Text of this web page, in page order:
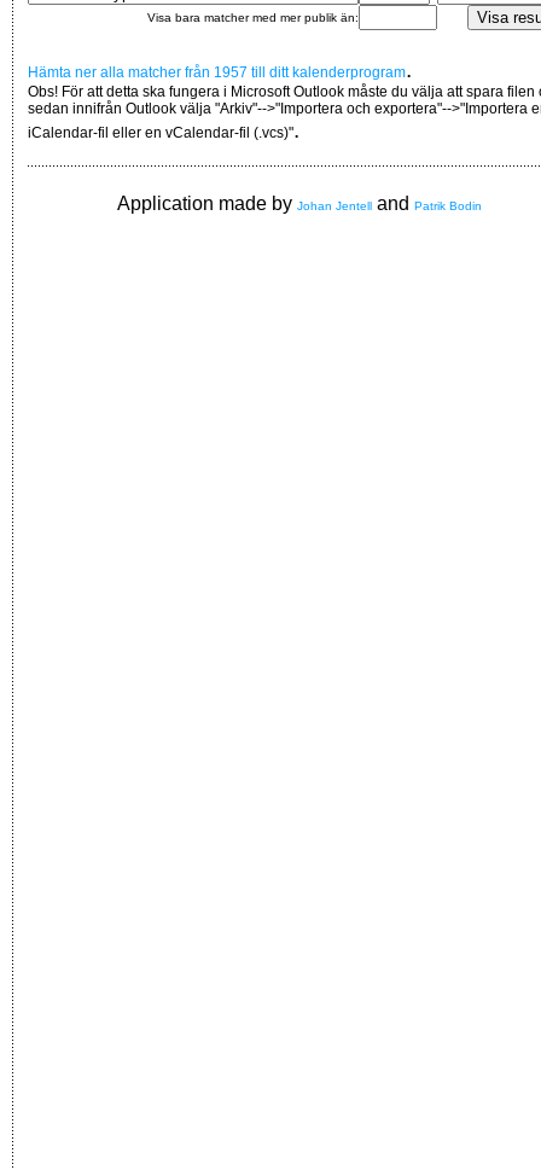
Visa bara matcher med mer publik än:
Hämta ner alla matcher från 1957 till ditt kalenderprogram.
Obs! För att detta ska fungera i Microsoft Outlook måste du välja att spara filen
sedan innifrån Outlook välja "Arkiv"-->"Importera och exportera"-->"Importera
iCalendar-fil eller en vCalendar-fil (.vcs)".
Application made by Johan Jentell and Patrik Bodin